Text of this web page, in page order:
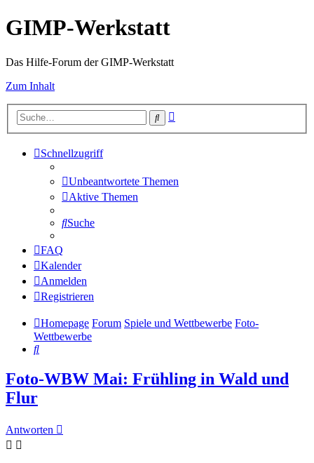
GIMP-Werkstatt
Das Hilfe-Forum der GIMP-Werkstatt
Zum Inhalt
Suche
Schnellzugriff
Unbeantwortete Themen
Aktive Themen
Suche
FAQ
Kalender
Anmelden
Registrieren
Homepage Forum Spiele und Wettbewerbe Foto-
Wettbewerbe
Suche
Foto-WBW Mai: Frühling in Wald und
Flur
Antworten